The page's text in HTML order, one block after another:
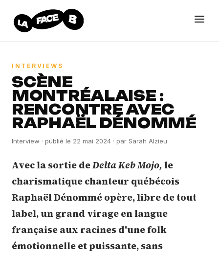
INTERVIEWS
SCÈNE
MONTRÉALAISE :
RENCONTRE AVEC
RAPHAËL DÉNOMMÉ
Interview · publié le 22 mai 2024 · par Sarah Alzieu
Avec la sortie deDelta Keb Mojo, le
charismatique chanteur québécois
Raphaël Dénommé opère, libre de tout
label, un grand virage en langue
française aux racines d'une folk
émotionnelle et puissante, sans